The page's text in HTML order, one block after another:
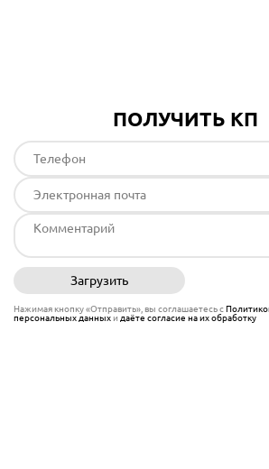
ПОЛУЧИТЬ КП
Загрузить
Нажимая кнопку «Отправить», вы соглашаетесь с
персональных данныхи даёте согласие на их обработку